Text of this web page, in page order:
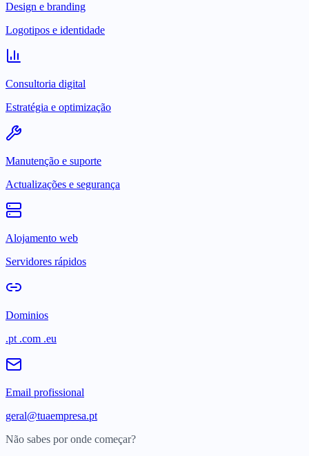
Design e branding
Logotipos e identidade
Consultoria digital
Estratégia e optimização
Manutenção e suporte
Actualizações e segurança
Alojamento web
Servidores rápidos
Dominios
.pt .com .eu
Email profissional
geral@tuaempresa.pt
Não sabes por onde começar?